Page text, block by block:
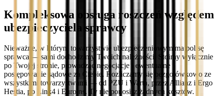
Kompleksowa obsługa roszczeń względem
ubezpieczyciela sprawcy
Nieważne, w którym towarzystwie ubezpieczeniowym ma polisę
sprawca — sami dochodzimy Twoich należności. Stoimy wyłącznie
po Twojej stronie, prowadząc negocjacje i ewentualne
postępowanie sądowe za Ciebie. Rozliczamy się bezgotówkowo ze
wszystkimi towarzystwami — od PZU i Warta, przez Allianz i Ergo
Hestia, po Link4 i Euroins. Ty nie ponosisz żadnych kosztów.